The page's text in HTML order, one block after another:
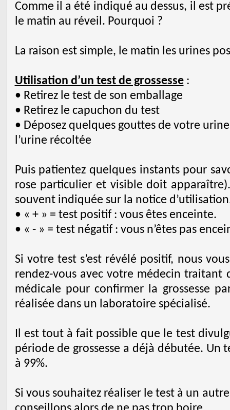
Comme il a été indiqué au dessus, il est
le matin au réveil. Pourquoi ?
La raison est simple, le matin les urines
Utilisation d’un test de grossesse:
• Retirez le test de son emballage
• Retirez le capuchon du test
• Déposez quelques gouttes de votre
l’urine récoltée
Puis patientez quelques instants pour
rose particulier et visible doit
souvent indiquée sur la notice
• « + » = test positif : vous êtes enceinte.
• « - » = test négatif : vous n’êtes pas
Si votre test s’est révélé positif, nous
rendez-vous avec votre médecin
médicale pour confirmer la grossesse
réalisée dans un laboratoire spécialisé.
Il est tout à fait possible que le test
période de grossesse a déjà débutée. Un
à 99%.
Si vous souhaitez réaliser le test à un